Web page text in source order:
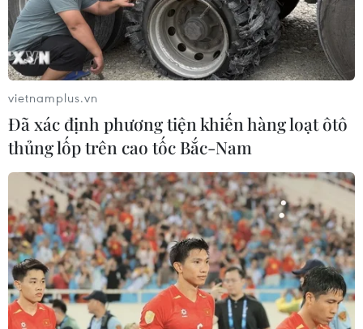
vietnamplus.vn
Đã xác định phương tiện khiến hàng loạt ôtô
thủng lốp trên cao tốc Bắc-Nam